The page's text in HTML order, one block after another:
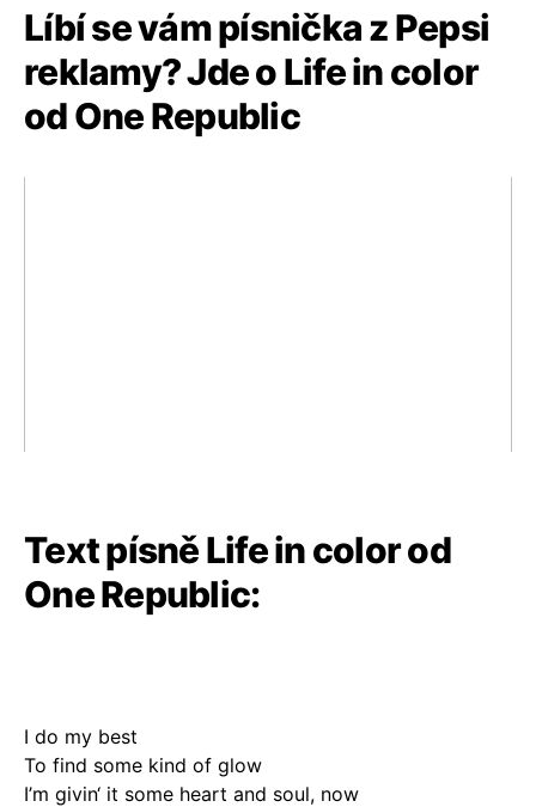
Líbí se vám písnička z Pepsi
reklamy? Jde o Life in color
od One Republic
Text písně Life in color od
One Republic:
I do my best
To find some kind of glow
I’m givin‘ it some heart and soul, now